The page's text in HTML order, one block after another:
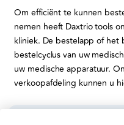
Om efficiënt te kunnen
nemen heeft Daxtrio tools
kliniek. De bestelapp of
bestelcyclus van uw
uw medische apparatuur.
verkoopafdeling kunnen u